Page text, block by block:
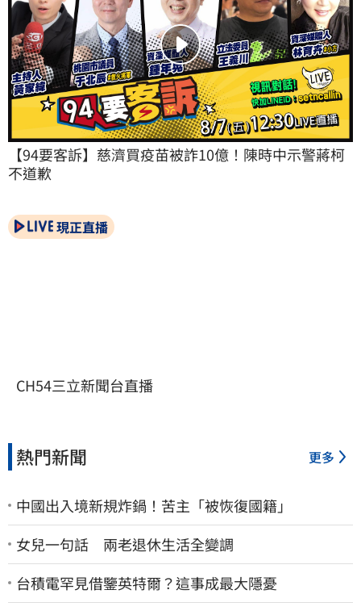
【94要客訴】慈濟買疫苗被詐10億！陳時中示警蔣柯
不道歉
現正直播
CH54三立新聞台直播
熱門新聞 更多
中國出入境新規炸鍋！苦主「被恢復國籍」
女兒一句話 兩老退休生活全變調
台積電罕見借鑒英特爾？這事成最大隱憂